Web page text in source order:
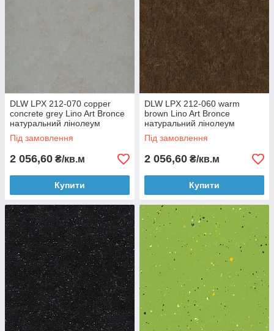
DLW LPX 212-070 copper
concrete grey Lino Art Bronce
натуральний лінолеум
Під замовлення
2 056,60 ₴/кв.м
Купити
DLW LPX 212-060 warm
brown Lino Art Bronce
натуральний лінолеум
Під замовлення
2 056,60 ₴/кв.м
Купити